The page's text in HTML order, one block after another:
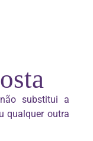
substitui a
qualquer outra